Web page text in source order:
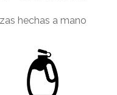
hechas a mano